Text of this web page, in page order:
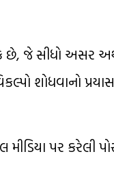
છે, જે સીધો અસર
શોધવાનો પ્રયાસ
પર કરેલી